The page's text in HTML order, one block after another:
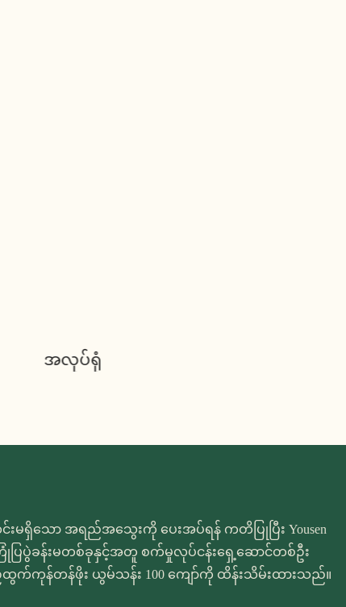
အလုပ်ရုံ
းမရှိသော အရည်အသွေးကို ပေးအပ်ရန် ကတိပြုပြီး Yousen
ြပွဲခန်းမတစ်ခုနှင့်အတူ စက်မှုလုပ်ငန်းရှေ့ဆောင်တစ်ဦး
ထွက်ကုန်တန်ဖိုး ယွမ်သန်း 100 ကျော်ကို ထိန်းသိမ်းထားသည်။